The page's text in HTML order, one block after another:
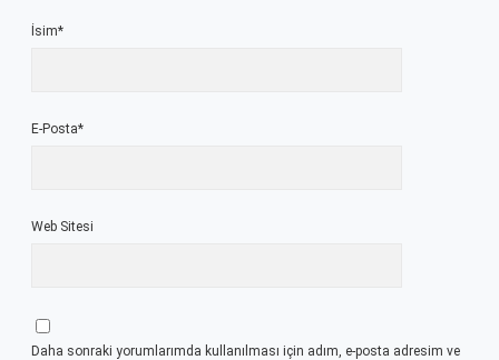
İsim*
E-Posta*
Web Sitesi
Daha sonraki yorumlarımda kullanılması için adım, e-posta adresim ve